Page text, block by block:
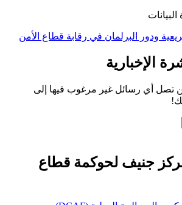
الإخبارية
لن تصل أي رسائل غير مرغوب فيها إلى
جنيف لحوكمة قطاع